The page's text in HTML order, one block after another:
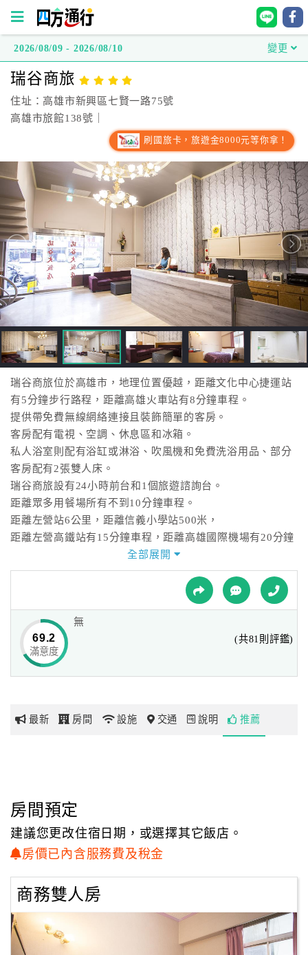
方
通
行
台
灣
訂
房
直
跟
飯
店
訂
房
HOT
特
色
民
宿
球
網
玩
地
圖
顧
務
顧
2026/08/09 - 2026/08/10 變更
瑞谷商旅
住址：高雄市新興區七賢一路75號
高雄市旅館138號｜
刷國旅卡，旅遊金8000元等你拿！
瑞谷商旅位於高雄市，地理位置優越，距離文化中心捷運站
有5分鐘步行路程，距離高雄火車站有8分鐘車程。
提供帶免費無線網絡連接且裝飾簡單的客房。
客房配有電視、空調、休息區和冰箱。
私人浴室則配有浴缸或淋浴、吹風機和免費洗浴用品、部分
客房配有2張雙人床。
瑞谷商旅設有24小時前台和1個旅遊諮詢台。
距離眾多用餐場所有不到10分鐘車程。
距離左營站6公里，距離信義小學站500米，
距離左營高鐵站有15分鐘車程，距離高雄國際機場有20分鐘
新興區是觀光、夜市、休閒放鬆的絕佳選擇。
飯店不提供早餐服務，停車場 (附近有路邊停車格、收費停
全部展開
69.2
滿意度
無
(共81則評鑑)
最新 房間 設施 交通 說明 推薦
房間預定
建議您更改住宿日期，或選擇其它飯店。
房價已內含服務費及稅金
商務雙人房